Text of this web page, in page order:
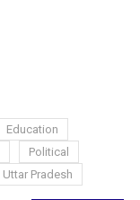
Education
Political
Uttar Pradesh